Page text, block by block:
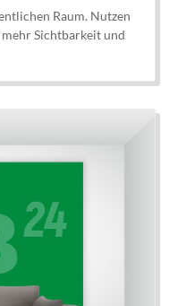
Raum. Nutzen
Sichtbarkeit und